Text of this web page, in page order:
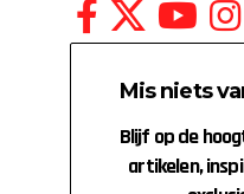
Mis niets
Blijf op de
artikelen,